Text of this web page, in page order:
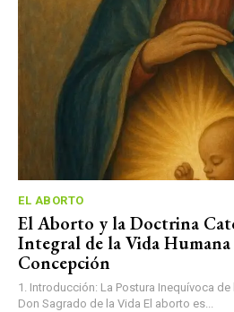
EL ABORTO
El Aborto y la Doctrina
Integral de la Vida Humana
Concepción
1. Introducción: La Postura Inequívoca de
Don Sagrado de la Vida El aborto es...